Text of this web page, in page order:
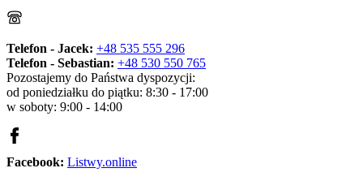
Telefon - Jacek: +48 535 555 296
Telefon - Sebastian: +48 530 550 765
Pozostajemy do Państwa dyspozycji:
od poniedziałku do piątku: 8:30 - 17:00
w soboty: 9:00 - 14:00
Facebook: Listwy.online